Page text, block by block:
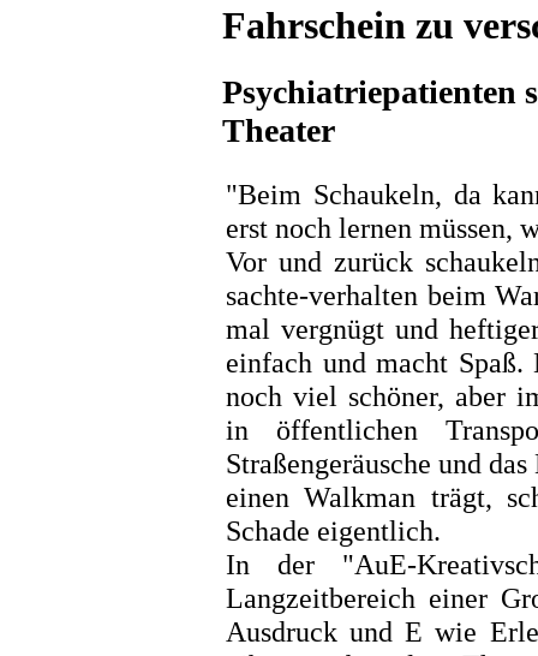
Fahrschein zu
Theater
"Beim Schaukeln, da
erst noch lernen müssen,
Vor und zurück
sachte-verhalten beim
mal vergnügt und
einfach und macht
noch viel schöner, aber
in öffentlichen
Straßengeräusche und
einen Walkman trägt,
Schade eigentlich.
In der "AuE-
Langzeitbereich einer
Ausdruck und E wie